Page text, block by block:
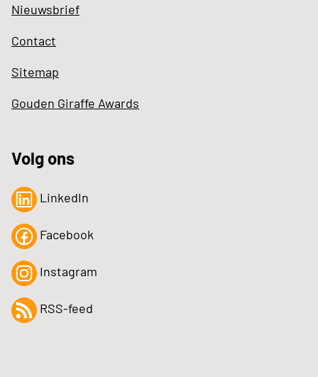
Nieuwsbrief
Contact
Sitemap
Gouden Giraffe Awards
Volg ons
LinkedIn
Facebook
Instagram
RSS-feed